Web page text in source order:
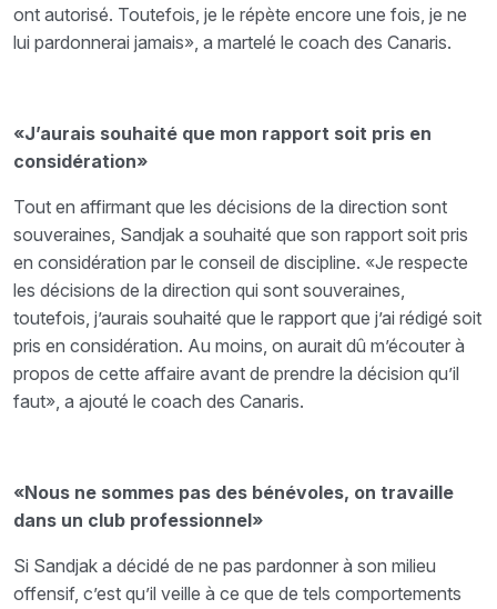
ont autorisé. Toutefois, je le répète encore une fois, je ne
lui pardonnerai jamais», a martelé le coach des Canaris.
«J’aurais souhaité que mon rapport soit pris en
considération»
Tout en affirmant que les décisions de la direction sont
souveraines, Sandjak a souhaité que son rapport soit pris
en considération par le conseil de discipline. «Je respecte
les décisions de la direction qui sont souveraines,
toutefois, j’aurais souhaité que le rapport que j’ai rédigé soit
pris en considération. Au moins, on aurait dû m’écouter à
propos de cette affaire avant de prendre la décision qu’il
faut», a ajouté le coach des Canaris.
«Nous ne sommes pas des bénévoles, on travaille
dans un club professionnel»
Si Sandjak a décidé de ne pas pardonner à son milieu
offensif, c’est qu’il veille à ce que de tels comportements